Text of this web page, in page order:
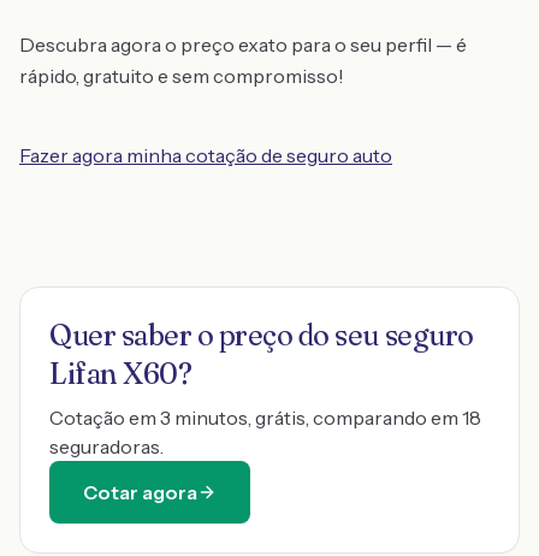
Descubra agora o preço exato para o seu perfil — é
rápido, gratuito e sem compromisso!
Fazer agora minha cotação de seguro auto
Quer saber o preço do seu seguro
Lifan X60?
Cotação em 3 minutos, grátis, comparando em 18
seguradoras.
Cotar agora